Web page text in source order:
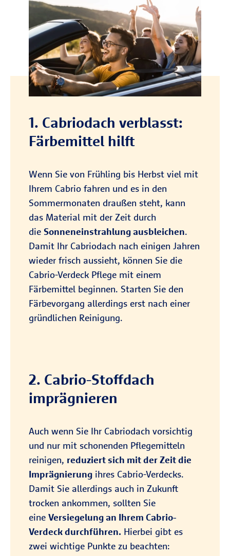
1. Cabriodach verblasst:
Färbemittel hilft
Wenn Sie von Frühling bis Herbst viel mit
Ihrem Cabrio fahren und es in den
Sommermonaten draußen steht, kann
das Material mit der Zeit durch
die Sonneneinstrahlung ausbleichen.
Damit Ihr Cabriodach nach einigen Jahren
wieder frisch aussieht, können Sie die
Cabrio-Verdeck Pflege mit einem
Färbemittel beginnen. Starten Sie den
Färbevorgang allerdings erst nach einer
gründlichen Reinigung.
2. Cabrio-Stoffdach
imprägnieren
Auch wenn Sie Ihr Cabriodach vorsichtig
und nur mit schonenden Pflegemitteln
reinigen, reduziert sich mit der Zeit die
Imprägnierung ihres Cabrio-Verdecks.
Damit Sie allerdings auch in Zukunft
trocken ankommen, sollten Sie
eine Versiegelung an Ihrem Cabrio-
Verdeck durchführen. Hierbei gibt es
zwei wichtige Punkte zu beachten: